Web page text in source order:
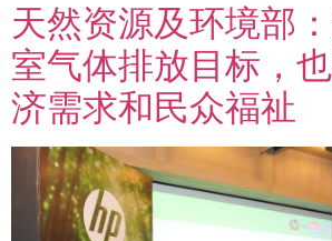
天然资源及环境部
室气体排放目标，
济需求和民众福祉